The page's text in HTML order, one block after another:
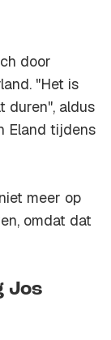
door
"Het is
duren", aldus
Eland tijdens
meer op
omdat dat
Jos